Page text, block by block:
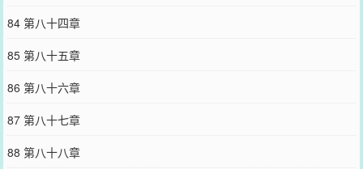
84 第八十四章
85 第八十五章
86 第八十六章
87 第八十七章
88 第八十八章